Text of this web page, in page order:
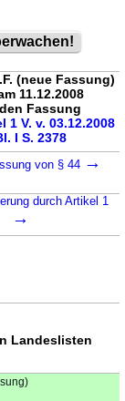
(neue Fassung)
11.12.2008
Fassung
1 V. v. 03.12.2008
I S. 2378
von § 44 →
durch Artikel 1
→
Landeslisten